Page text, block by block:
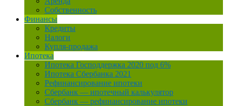
Собственность
Финансы
Кредиты
Налоги
Купля-продажа
Ипотека
Ипотека Господдержка 2020 под 6%
Ипотека Сбербанка 2021
Рефинансирование ипотеки
Сбербанк — ипотечный калькулятор
Сбербанк — рефинансирование ипотеки